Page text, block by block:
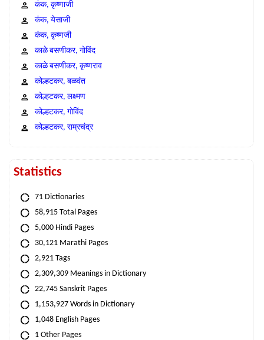
कंक, कृष्णाजी
कंक, येसाजी
कंक, कृष्णजी
काळे बसणीकर, गोविंद
काळे बसणीकर, कृष्णराव
कोल्हटकर, बळवंत
कोल्हटकर, लक्ष्मण
कोल्हटकर, गोविंद
कोल्हटकर, राम्रचंद्र
Statistics
71 Dictionaries
58,915 Total Pages
5,000 Hindi Pages
30,121 Marathi Pages
2,921 Tags
2,309,309 Meanings in Dictionary
22,745 Sanskrit Pages
1,153,927 Words in Dictionary
1,048 English Pages
1 Other Pages